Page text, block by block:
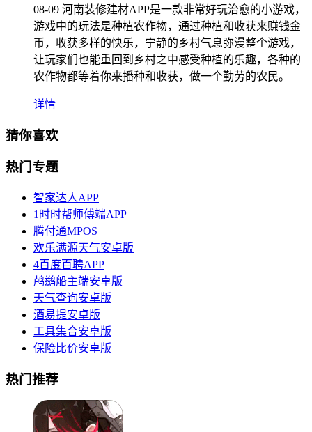
08-09 河南装修建材APP是一款非常好玩治愈的小游戏，
游戏中的玩法是种植农作物，通过种植和收获来赚钱金
币，收获多样的快乐，宁静的乡村气息弥漫整个游戏，
让玩家们也能重回到乡村之中感受种植的乐趣，各种的
农作物都等着你来播种和收获，做一个勤劳的农民。
详情
猜你喜欢
热门专题
智家达人APP
1时时帮师傅端APP
腾付通MPOS
欢乐满源天气安卓版
4百度百聘APP
鸬鹚船主端安卓版
天气查询安卓版
酒易提安卓版
工具集合安卓版
保险比价安卓版
热门推荐